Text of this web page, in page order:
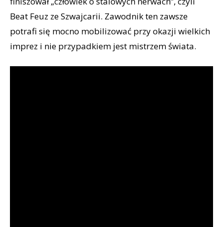
Beat Feuz ze Szwajcarii. Zawodnik ten zawsze
potrafi się mocno mobilizować przy okazji wielkich
imprez i nie przypadkiem jest mistrzem świata.